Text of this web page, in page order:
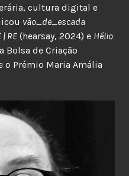
cultura digital e
vão_de_escada
| RE (hearsay, 2024) e Hélio
Bolsa de Criação
o Prémio Maria Amália